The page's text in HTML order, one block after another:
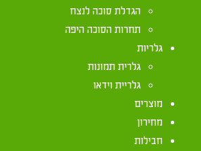
הגדלת סוכה לנצח
תחרות הסוכה היפה
גלריות
גלרית תמונות
גלריית וידאו
מוצרים
מחירון
חבילות